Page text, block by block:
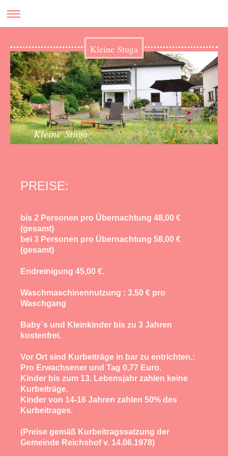
Kleine Stuga
Kleine Stuga
PREISE:
bis 2 Personen pro Übernachtung 48,00 €
(gesamt)
bei 3 Personen pro Übernachtung 58,00 €
(gesamt)
Endreinigung 45,00 €.
Waschmaschinennutzung : 3,50 € pro
Waschgang
Baby`s und Kleinkinder bis zu 3 Jahren
kostenfrei.
Vor Ort sind Kurbeiträge in bar zu entrichten.:
Pro Erwachsener und Tag 0,77 Euro.
Kinder bis zum 13. Lebensjahr zahlen keine
Kurbeiträge.
Kinder von 14-16 Jahren zahlen 50% des
Kurbeitrages.
(Preise gemäß Kurbeitragssatzung der
Gemeinde Reichshof v. 14.06.1978)